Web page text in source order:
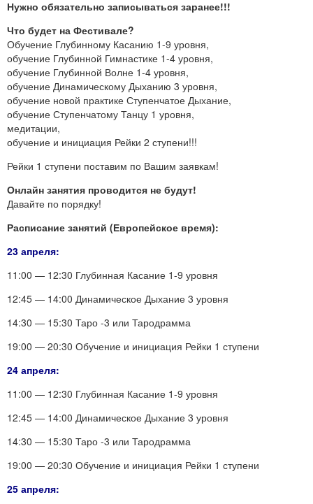
Нужно обязательно записываться заранее!!!
Что будет на Фестивале?
Обучение Глубинному Касанию 1-9 уровня,
обучение Глубинной Гимнастике 1-4 уровня,
обучение Глубинной Волне 1-4 уровня,
обучение Динамическому Дыханию 3 уровня,
обучение новой практике Ступенчатое Дыхание,
обучение Ступенчатому Танцу 1 уровня,
медитации,
обучение и инициация Рейки 2 ступени!!!
Рейки 1 ступени поставим по Вашим заявкам!
Онлайн занятия проводится не будут!
Давайте по порядку!
Расписание занятий (Европейское время):
23 апреля:
11:00 — 12:30 Глубинная Касание 1-9 уровня
12:45 — 14:00 Динамическое Дыхание 3 уровня
14:30 — 15:30 Таро -3 или Тародрамма
19:00 — 20:30 Обучение и инициация Рейки 1 ступени
24 апреля:
11:00 — 12:30 Глубинная Касание 1-9 уровня
12:45 — 14:00 Динамическое Дыхание 3 уровня
14:30 — 15:30 Таро -3 или Тародрамма
19:00 — 20:30 Обучение и инициация Рейки 1 ступени
25 апреля: